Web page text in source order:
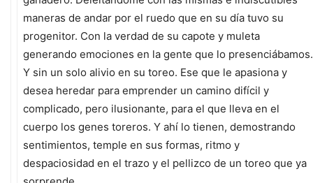
maneras de andar por el ruedo que en su día tuvo su
progenitor. Con la verdad de su capote y muleta
generando emociones en la gente que lo presenciábamos.
Y sin un solo alivio en su toreo. Ese que le apasiona y
desea heredar para emprender un camino difícil y
complicado, pero ilusionante, para el que lleva en el
cuerpo los genes toreros. Y ahí lo tienen, demostrando
sentimientos, temple en sus formas, ritmo y
despaciosidad en el trazo y el pellizco de un toreo que ya